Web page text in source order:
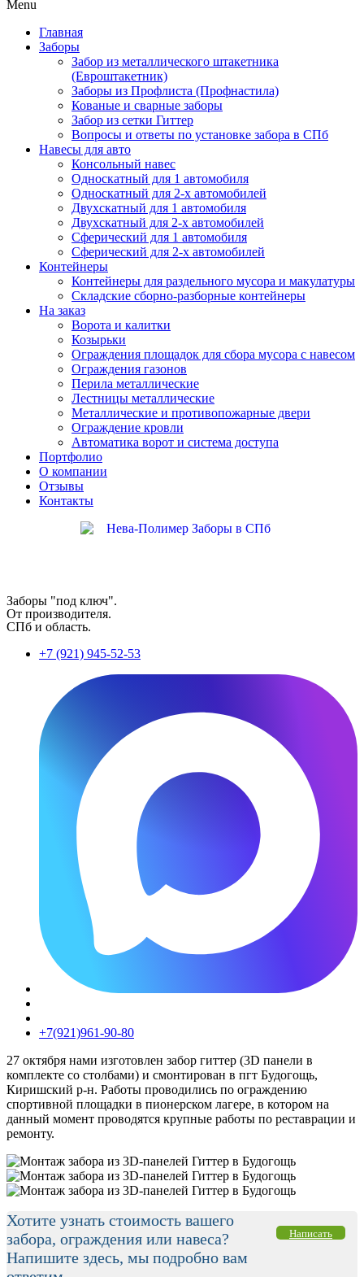
Menu
Главная
Заборы
Забор из металлического штакетника
(Евроштакетник)
Заборы из Профлиста (Профнастила)
Кованые и сварные заборы
Забор из сетки Гиттер
Вопросы и ответы по установке забора в СПб
Навесы для авто
Консольный навес
Односкатный для 1 автомобиля
Односкатный для 2-х автомобилей
Двухскатный для 1 автомобиля
Двухскатный для 2-х автомобилей
Сферический для 1 автомобиля
Сферический для 2-х автомобилей
Контейнеры
Контейнеры для раздельного мусора и макулатуры
Складские сборно-разборные контейнеры
На заказ
Ворота и калитки
Козырьки
Ограждения площадок для сбора мусора с навесом
Ограждения газонов
Перила металлические
Лестницы металлические
Металлические и противопожарные двери
Ограждение кровли
Автоматика ворот и система доступа
Портфолио
О компании
Отзывы
Контакты
Заборы "под ключ".
От производителя.
СПб и область.
+7 (921) 945-52-53
+7(921)961-90-80​
27 октября нами изготовлен забор гиттер (3D панели в
комплекте со столбами) и смонтирован в пгт Будогощь,
Киришский р-н. Работы проводились по ограждению
спортивной площадки в пионерском лагере, в котором на
данный момент проводятся крупные работы по реставрации и
ремонту.
Написать
Хотите узнать стоимость вашего
забора, ограждения или навеса?
Напишите здесь, мы подробно вам